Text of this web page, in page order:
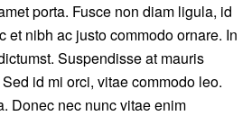
porta. Fusce non diam ligula, id
et nibh ac justo commodo ornare. In
Suspendisse at mauris
id mi orci, vitae commodo leo.
Donec nec nunc vitae enim